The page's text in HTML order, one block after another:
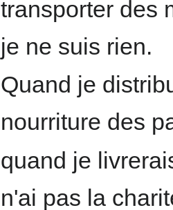
transporter des
je ne suis rien.
Quand je
nourriture des
quand je
n'ai pas la